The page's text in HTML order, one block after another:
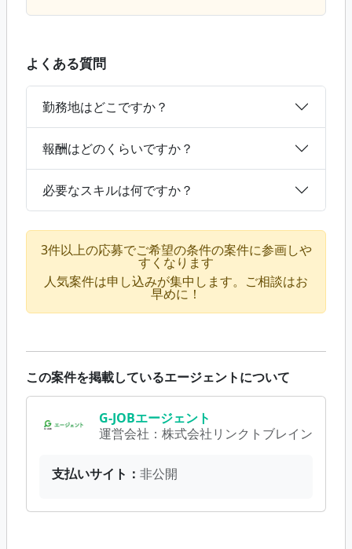
よくある質問
勤務地はどこですか？
報酬はどのくらいですか？
必要なスキルは何ですか？
3件以上の応募でご希望の条件の案件に参画しや
すくなります
人気案件は申し込みが集中します。ご相談はお
早めに！
この案件を掲載しているエージェントについて
G-JOBエージェント
運営会社： 株式会社リンクトブレイン
支払いサイト： 非公開